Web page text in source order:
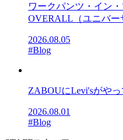
ワークパンツ・イン
OVERALL（ユニバー
2026.08.05
#Blog
ZABOUにLevi'sがやっ
2026.08.01
#Blog